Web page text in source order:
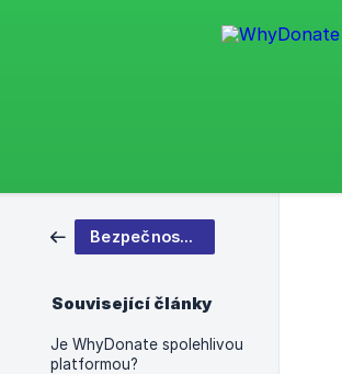
Bezpečnostní
Související články
Je WhyDonate spolehlivou
platformou?